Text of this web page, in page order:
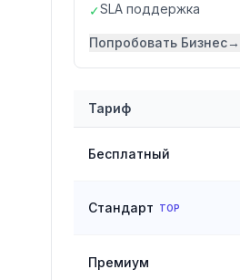
✓SLA поддержка
Попробовать Бизнес→
Тариф
Бесплатный
Стандарт TOP
Премиум